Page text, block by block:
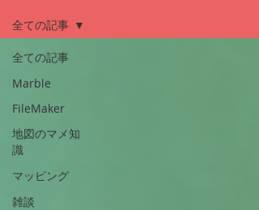
全ての記事
Marble
FileMaker
地図のマメ知
識
マッピング
雑談
全ての記事